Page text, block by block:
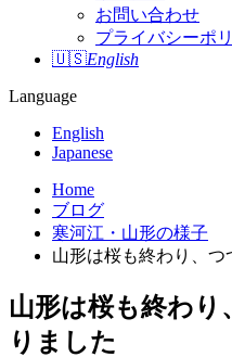
お問い合わせ
プライバシーポ
🇺🇸English
Language
English
Japanese
Home
ブログ
寒河江・山形の様子
山形は桜も終わり、つ
山形は桜も終わり
りました